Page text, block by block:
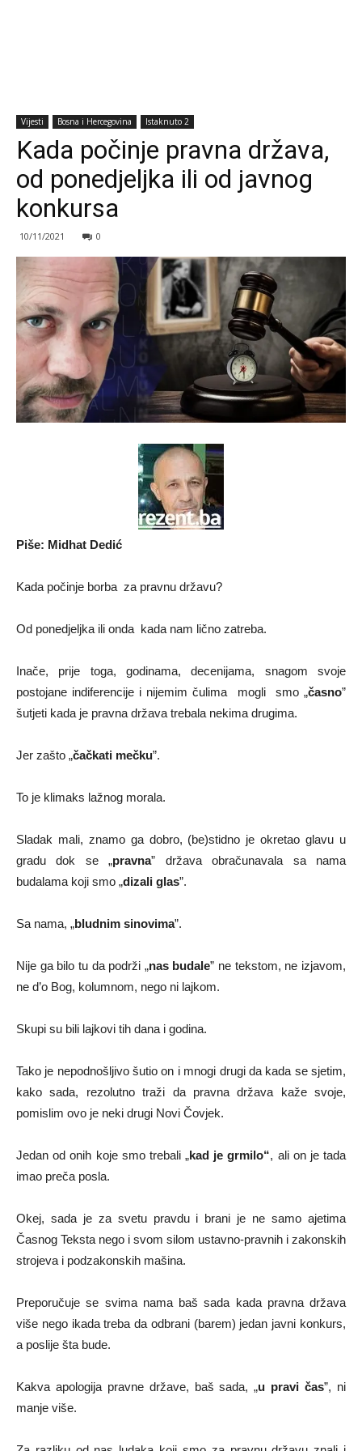
Vijesti Bosna i Hercegovina Istaknuto 2
Kada počinje pravna država,
od ponedjeljka ili od javnog
konkursa
10/11/2021 0
Piše: Midhat Dedić
Kada počinje borba za pravnu državu?
Od ponedjeljka ili onda kada nam lično zatreba.
Inače, prije toga, godinama, decenijama, snagom svoje
postojane indiferencije i nijemim čulima mogli smo „časno”
šutjeti kada je pravna država trebala nekima drugima.
Jer zašto „čačkati mečku”.
To je klimaks lažnog morala.
Sladak mali, znamo ga dobro, (be)stidno je okretao glavu u
gradu dok se „pravna” država obračunavala sa nama
budalama koji smo „dizali glas”.
Sa nama, „bludnim sinovima”.
Nije ga bilo tu da podrži „nas budale” ne tekstom, ne izjavom,
ne d’o Bog, kolumnom, nego ni lajkom.
Skupi su bili lajkovi tih dana i godina.
Tako je nepodnošljivo šutio on i mnogi drugi da kada se sjetim,
kako sada, rezolutno traži da pravna država kaže svoje,
pomislim ovo je neki drugi Novi Čovjek.
Jedan od onih koje smo trebali „kad je grmilo“, ali on je tada
imao preča posla.
Okej, sada je za svetu pravdu i brani je ne samo ajetima
Časnog Teksta nego i svom silom ustavno-pravnih i zakonskih
strojeva i podzakonskih mašina.
Preporučuje se svima nama baš sada kada pravna država
više nego ikada treba da odbrani (barem) jedan javni konkurs,
a poslije šta bude.
Kakva apologija pravne države, baš sada, „u pravi čas”, ni
manje više.